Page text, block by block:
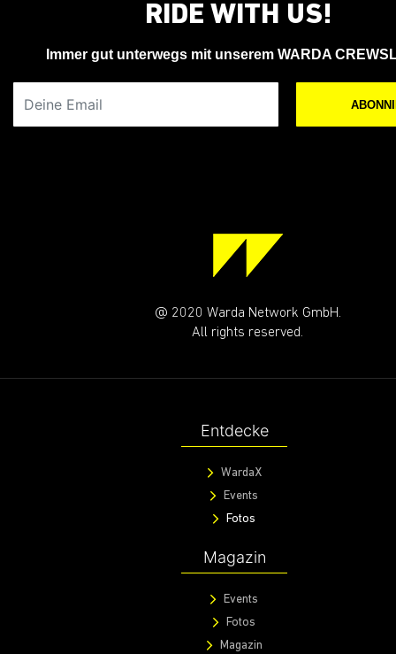
RIDE WITH US!
Immer gut unterwegs mit unserem WARDA
@ 2020 Warda Network GmbH.
All rights reserved.
Entdecke
WardaX
Events
Fotos
Magazin
Events
Fotos
Magazin